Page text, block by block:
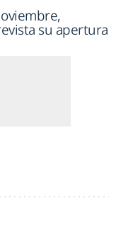
su apertura